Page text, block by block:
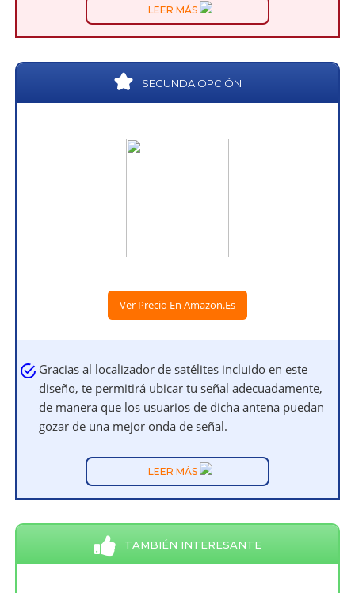
LEER MÁS
SEGUNDA OPCIÓN
Ver Precio En Amazon.es
Gracias al localizador de satélites incluido en este
diseño, te permitirá ubicar tu señal adecuadamente,
de manera que los usuarios de dicha antena puedan
gozar de una mejor onda de señal.
LEER MÁS
TAMBIÉN INTERESANTE